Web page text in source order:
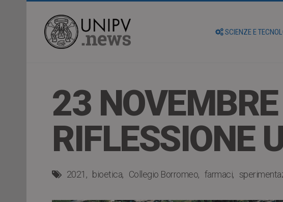
SCIENZE E
23
RIFLESSIONE
2021 bioetica Collegio Borromeo farmaci